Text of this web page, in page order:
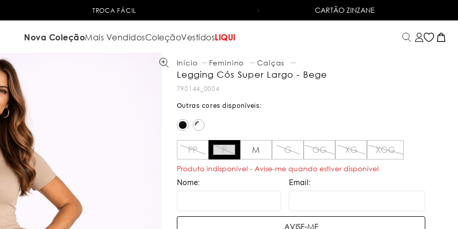
TROCA FÁCIL 6X SEM JUROSNO CARTÃO DE CRÉDITO
CARTÃO ZINZANE
Nova ColeçãoMais VendidosColeçãoVestidosLIQUI
Feminino Calças
Legging Cós Super Largo - Bege
790144_0004
PP P M G GG XG XGG